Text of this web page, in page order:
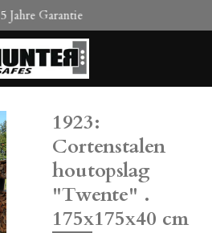
5 Jahre Garantie
1923:
Cortenstalen
houtopslag
"Twente" .
175x175x40 cm